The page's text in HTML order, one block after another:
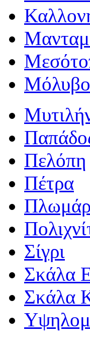
Πελόπη
Πέτρα
Σίγρι
Σκάλα
Σκάλα